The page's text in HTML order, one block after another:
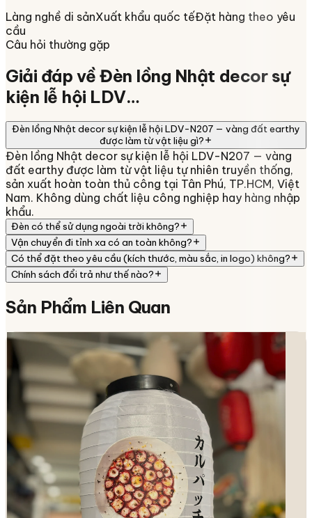
Làng nghề di sảnXuất khẩu quốc tếĐặt hàng theo yêu
cầu
Câu hỏi thường gặp
Giải đáp vềĐèn lồng Nhật decor sự
kiện lễ hội LDV…
Đèn lồng Nhật decor sự kiện lễ hội LDV-N207 — vàng đất earthy
được làm từ vật liệu gì?
Đèn lồng Nhật decor sự kiện lễ hội LDV-N207 — vàng
đất earthy được làm từ vật liệu tự nhiên truyền thống,
sản xuất hoàn toàn thủ công tại Tân Phú, TP.HCM, Việt
Nam. Không dùng chất liệu công nghiệp hay hàng nhập
khẩu.
Đèn có thể sử dụng ngoài trời không?
Vận chuyển đi tỉnh xa có an toàn không?
Có thể đặt theo yêu cầu (kích thước, màu sắc, in logo) không?
Chính sách đổi trả như thế nào?
Sản Phẩm Liên Quan